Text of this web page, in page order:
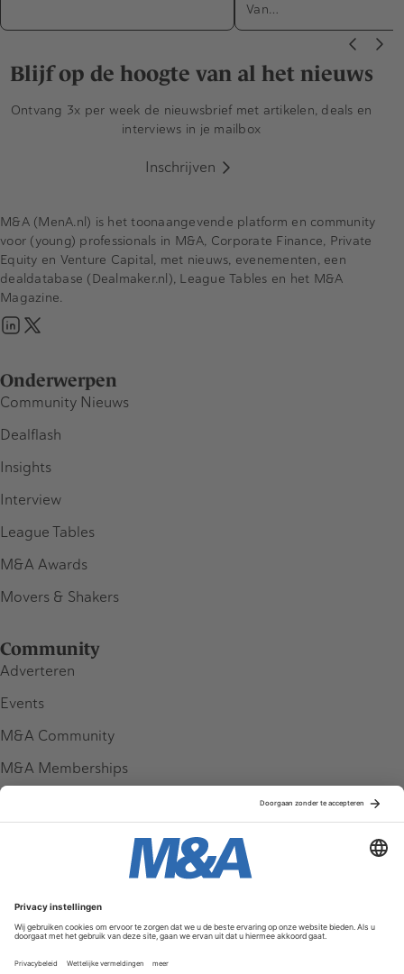
Van…
Blijf op de hoogte van al het nieuws
Ontvang 3x per week de nieuwsbrief met artikelen, deals en
interviews in je mailbox
Inschrijven
Onderwerpen
Community Nieuws
Dealflash
Insights
Interview
League Tables
M&A Awards
Movers & Shakers
Community
Adverteren
Events
M&A Community
M&A Memberships
Service & Contact
Contact
M&A (MenA.nl) is het toonaangevende platform en community
voor (young) professionals in M&A, Corporate Finance, Private
Equity en Venture Capital, met nieuws, evenementen, een
dealdatabase (Dealmaker.nl), League Tables en het M&A
Magazine.